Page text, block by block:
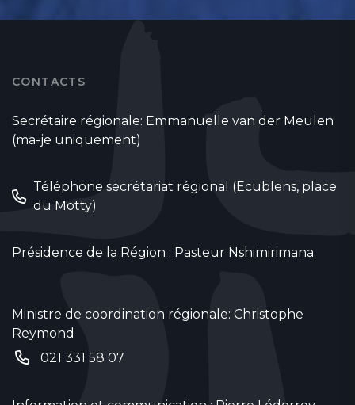
CONTACTS
Secrétaire régionale: Emmanuelle van der Meulen
(ma-je uniquement)
Téléphone secrétariat régional (Ecublens, place
du Motty)
Présidence de la Région : Pasteur Nshimirimana
Ministre de coordination régionale: Christophe
Reymond
021 331 58 07